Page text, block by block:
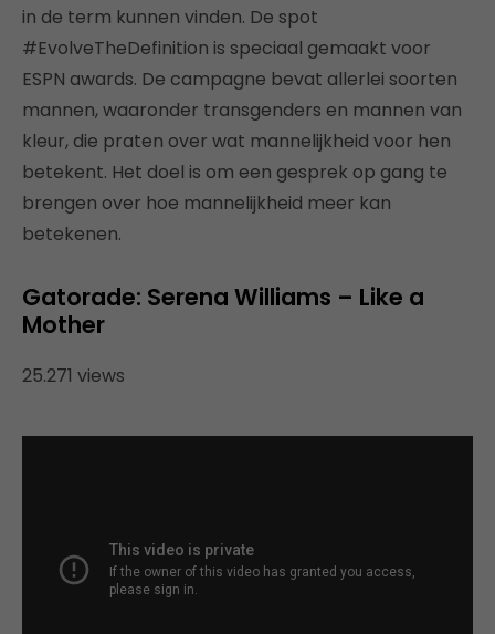
in de term kunnen vinden. De spot
#EvolveTheDefinition is speciaal gemaakt voor
ESPN awards. De campagne bevat allerlei soorten
mannen, waaronder transgenders en mannen van
kleur, die praten over wat mannelijkheid voor hen
betekent. Het doel is om een gesprek op gang te
brengen over hoe mannelijkheid meer kan
betekenen.
Gatorade: Serena Williams – Like a
Mother
25.271 views